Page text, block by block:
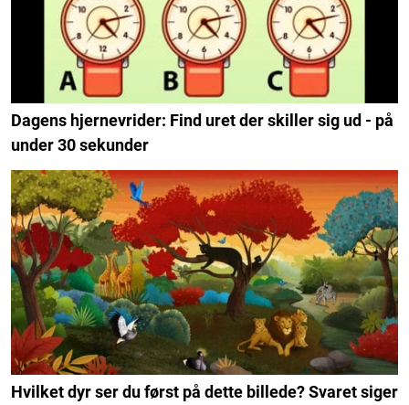
Dagens hjernevrider: Find uret der skiller sig ud - på
under 30 sekunder
Hvilket dyr ser du først på dette billede? Svaret siger